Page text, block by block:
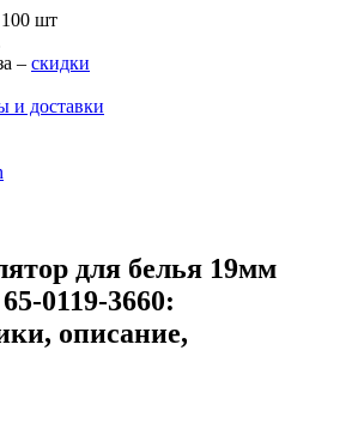
100 шт
– скидки
и доставки
для белья 19мм
0119-3660:
описание,